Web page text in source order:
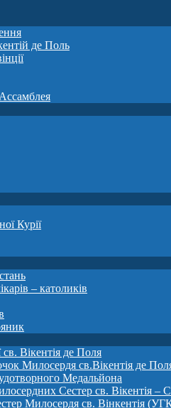
де Поль
Курії
– католиків
св. Вікентія де Поля
Милосердя св.Вікентія де
Медальйона
Сестер св. Вікентія –
Милосердя св. Вінкентія